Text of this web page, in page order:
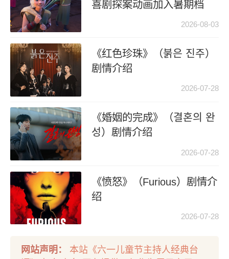
喜剧探案动画加入暑期档
2026-08-03
《红色珍珠》（붉은 진주）
剧情介绍
2026-07-28
《婚姻的完成》（결혼의 완
성）剧情介绍
2026-07-28
《愤怒》（Furious）剧情介
绍
2026-07-28
网站声明：
本站《六一儿童节主持人经典台